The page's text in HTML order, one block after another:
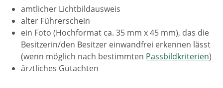
amtlicher Lichtbildausweis
alter Führerschein
ein Foto (Hochformat ca. 35 mm x 45 mm), das die
Besitzerin/den Besitzer einwandfrei erkennen lässt
(wenn möglich nach bestimmten Passbildkriterien)
ärztliches Gutachten